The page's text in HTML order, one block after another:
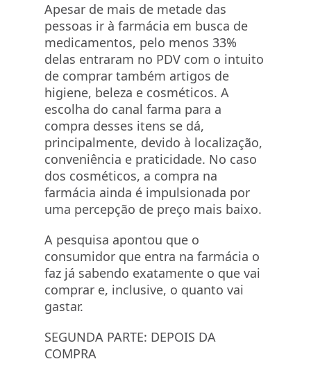
Apesar de mais de metade das
pessoas ir à farmácia em busca de
medicamentos, pelo menos 33%
delas entraram no PDV com o intuito
de comprar também artigos de
higiene, beleza e cosméticos. A
escolha do canal farma para a
compra desses itens se dá,
principalmente, devido à localização,
conveniência e praticidade. No caso
dos cosméticos, a compra na
farmácia ainda é impulsionada por
uma percepção de preço mais baixo.
A pesquisa apontou que o
consumidor que entra na farmácia o
faz já sabendo exatamente o que vai
comprar e, inclusive, o quanto vai
gastar.
SEGUNDA PARTE: DEPOIS DA
COMPRA